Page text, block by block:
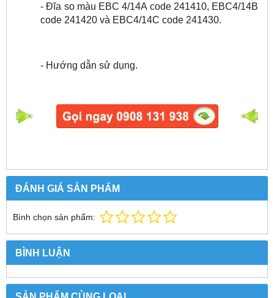
- Đĩa so màu EBC 4/14A code 241410, EBC4/14B
code 241420 và EBC4/14C code 241430.
- Hướng dẫn sử dụng.
ĐÁNH GIÁ SẢN PHẨM
Bình chọn sản phẩm:
BÌNH LUẬN